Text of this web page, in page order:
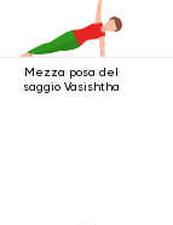
Mezza posa del
saggio Vasishtha